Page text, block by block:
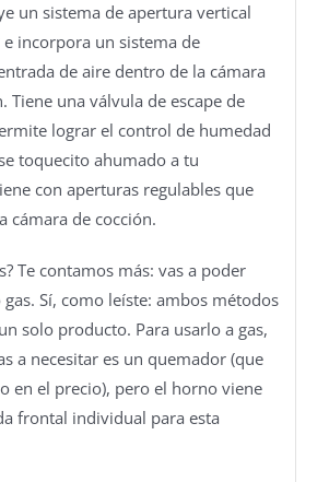
un sistema de apertura vertical
e incorpora un sistema de
de aire dentro de la cámara
Tiene una válvula de escape de
lograr el control de humedad
toquecito ahumado a tu
con aperturas regulables que
cámara de cocción.
Te contamos más: vas a poder
Sí, como leíste: ambos métodos
solo producto. Para usarlo a gas,
a necesitar es un quemador (que
en el precio), pero el horno viene
frontal individual para esta